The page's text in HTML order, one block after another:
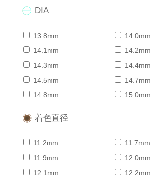
DIA
13.8mm
14.0mm
14.1mm
14.2mm
14.3mm
14.4mm
14.5mm
14.7mm
14.8mm
15.0mm
着色直径
11.2mm
11.7mm
11.9mm
12.0mm
12.1mm
12.2mm